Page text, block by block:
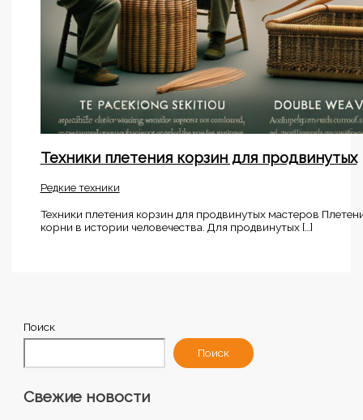
Техники плетения корзин для продвинутых
Редкие техники
Техники плетения корзин для продвинутых мастеров
корни в истории человечества. Для продвинутых […]
Поиск
Поиск
Свежие новости